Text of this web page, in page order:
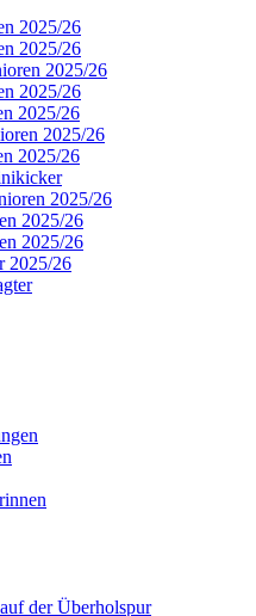
2025/26
2025/26
2025/26
2025/26
2025/26
2025/26
2025/26
2025/26
2025/26
2025/26
2025/26
der Überholspur